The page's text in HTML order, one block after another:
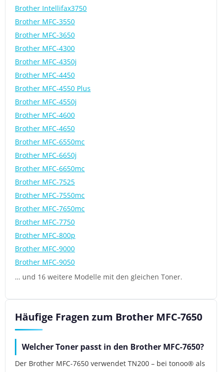
Brother Intellifax3750
Brother MFC-3550
Brother MFC-3650
Brother MFC-4300
Brother MFC-4350j
Brother MFC-4450
Brother MFC-4550 Plus
Brother MFC-4550j
Brother MFC-4600
Brother MFC-4650
Brother MFC-6550mc
Brother MFC-6650j
Brother MFC-6650mc
Brother MFC-7525
Brother MFC-7550mc
Brother MFC-7650mc
Brother MFC-7750
Brother MFC-800p
Brother MFC-9000
Brother MFC-9050
… und 16 weitere Modelle mit den gleichen Toner.
Häufige Fragen zum Brother MFC-7650
Welcher Toner passt in den Brother MFC-7650?
Der Brother MFC-7650 verwendet TN200 – bei tonoo® als